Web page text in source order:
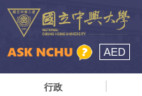
AED
行政